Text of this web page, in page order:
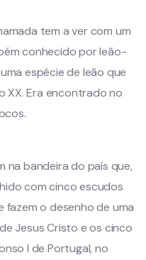
tem a ver com um
conhecido por leão-
espécie de leão que
XX. Era encontrado no
na bandeira do país que,
com cinco escudos
fazem o desenho de uma
Jesus Cristo e os cinco
I de Portugal, no